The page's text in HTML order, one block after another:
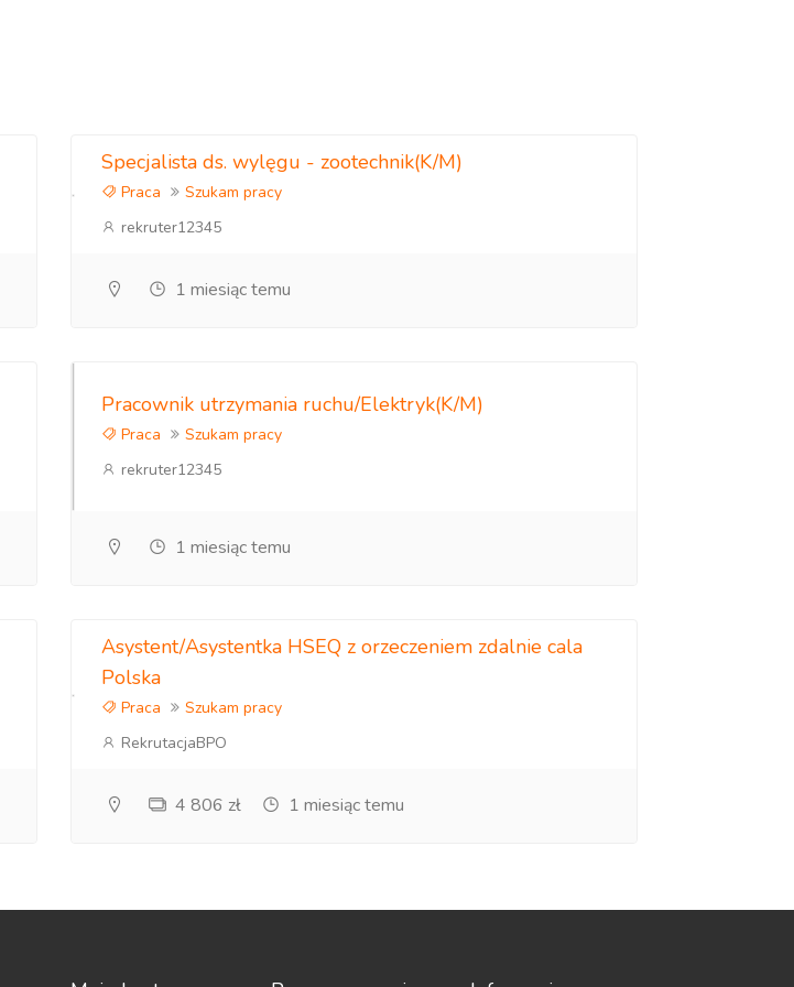
Specjalista ds. wylęgu - zootechnik(K/M)
Praca
Szukam pracy
rekruter12345
1 miesiąc temu
Pracownik utrzymania ruchu/Elektryk(K/M)
Praca
Szukam pracy
rekruter12345
1 miesiąc temu
Asystent/Asystentka HSEQ z orzeczeniem zdalnie cala
Polska
Praca
Szukam pracy
RekrutacjaBPO
4 806 zł 1 miesiąc temu